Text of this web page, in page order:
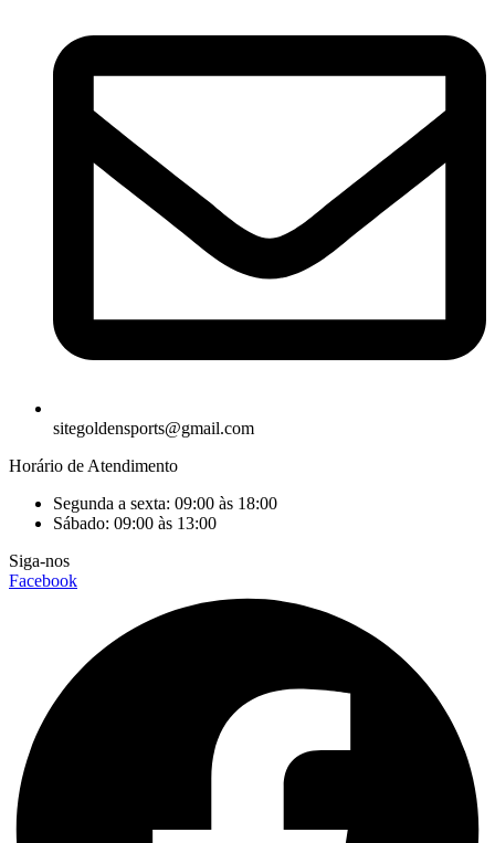
sitegoldensports@gmail.com
Horário de Atendimento
Segunda a sexta: 09:00 às 18:00
Sábado: 09:00 às 13:00
Siga-nos
Facebook